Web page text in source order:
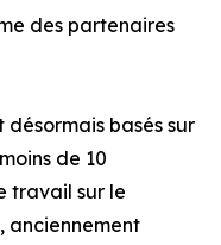
des partenaires
désormais basés sur
de 10
travail sur le
anciennement